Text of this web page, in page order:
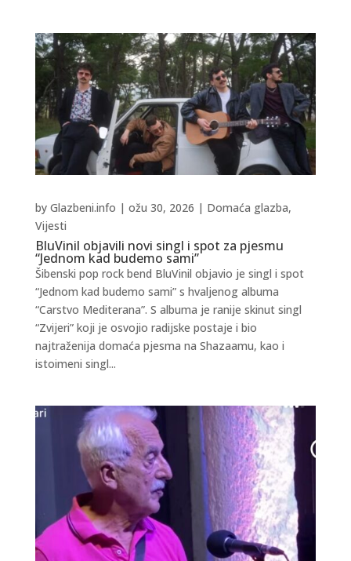
BluVinil objavili novi singl i spot za pjesmu
“Jednom kad budemo sami”
by Glazbeni.info | ožu 30, 2026 | Domaća glazba,
Vijesti
Šibenski pop rock bend BluVinil objavio je singl i spot
“Jednom kad budemo sami” s hvaljenog albuma
“Carstvo Mediterana”. S albuma je ranije skinut singl
“Zvijeri” koji je osvojio radijske postaje i bio
najtraženija domaća pjesma na Shazaamu, kao i
istoimeni singl...